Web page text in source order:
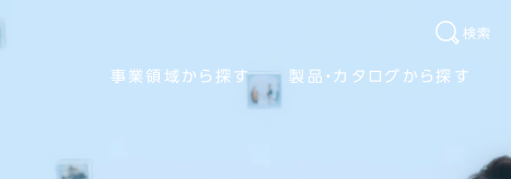
検索
事業領域から探す 製品・カタログから探す